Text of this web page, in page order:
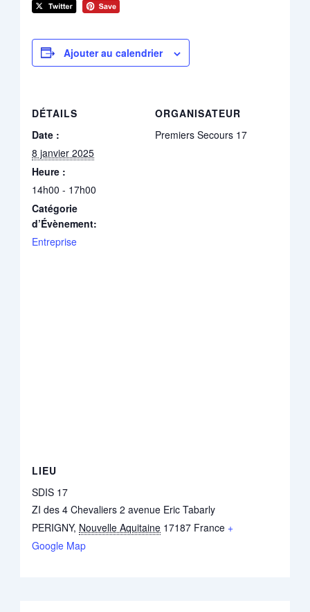
Ajouter au calendrier
DÉTAILS
Date :
8 janvier 2025
Heure :
14h00 - 17h00
Catégorie
d’Évènement:
Entreprise
ORGANISATEUR
Premiers Secours 17
LIEU
SDIS 17
ZI des 4 Chevaliers 2 avenue Eric Tabarly
PERIGNY, Nouvelle Aquitaine 17187 France +
Google Map